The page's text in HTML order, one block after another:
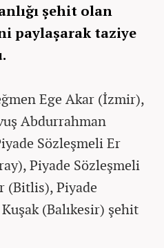
şehit olan
paylaşarak taziye
Ege Akar (İzmir),
Abdurrahman
Sözleşmeli Er
Piyade Sözleşmeli
(Bitlis), Piyade
(Balıkesir) şehit